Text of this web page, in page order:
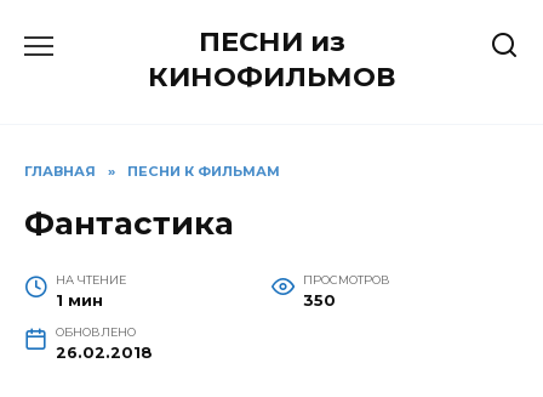
ПЕСНИ из
КИНОФИЛЬМОВ
ГЛАВНАЯ » ПЕСНИ К ФИЛЬМАМ
Фантастика
НА ЧТЕНИЕ
1 мин
ПРОСМОТРОВ
350
ОБНОВЛЕНО
26.02.2018